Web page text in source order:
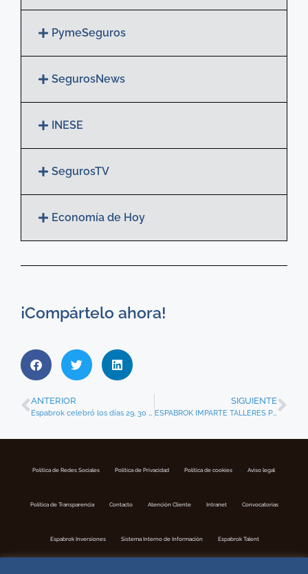
PymeSeguros
SegurosNews
INESE
SegurosTV
Economía de Hoy
¡Compártelo ahora!
ANTERIOR
Espabrok celebró los días 29, 30 y 31 de mayo su Convención Nacional 2025 en Santander
SIGUIENTE
ESPABROK IMPARTE TALLERES PRÁCTICOS DE APLICACIÓN DE IA
Política de Redes Sociales Politica de Privacidad Política de cookies Aviso legal
Política de Transparencia Contacto Atención Cliente Intranet Convocatorias
Espabrok Inversiones Sistema Interno de Información Espabrok Talent